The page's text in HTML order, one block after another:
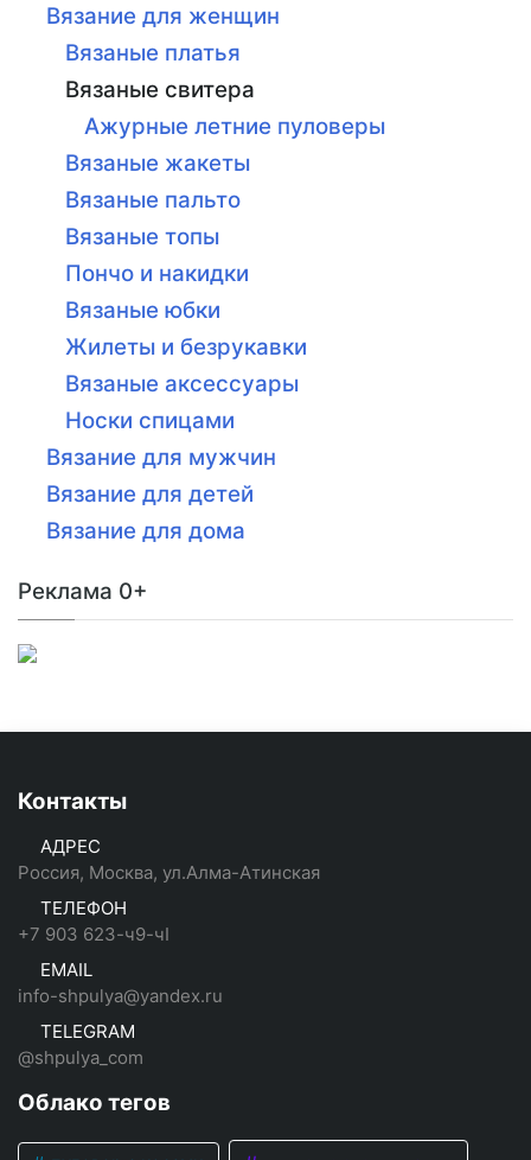
Вязание для женщин
Вязаные платья
Вязаные свитера
Ажурные летние пуловеры
Вязаные жакеты
Вязаные пальто
Вязаные топы
Пончо и накидки
Вязаные юбки
Жилеты и безрукавки
Вязаные аксессуары
Носки спицами
Вязание для мужчин
Вязание для детей
Вязание для дома
Реклама 0+
Контакты
АДРЕС
Россия, Москва, ул.Алма-Атинская
ТЕЛЕФОН
+7 903 623-ч9-чI
EMAIL
info-shpulya@yandex.ru
TELEGRAM
@shpulya_com
Облако тегов